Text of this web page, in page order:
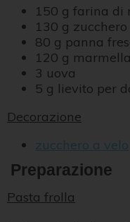
150 g farina di
130 g zucchero
80 g panna
120 g
3 uova
5 g lievito per
Decorazione
zucchero a velo
Preparazione
Pasta frolla